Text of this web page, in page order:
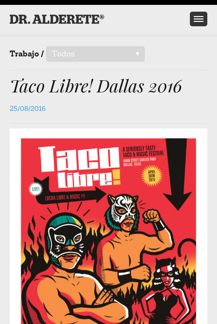
Trabajo / /
Todos
Taco Libre! Dallas 2016
25/08/2016